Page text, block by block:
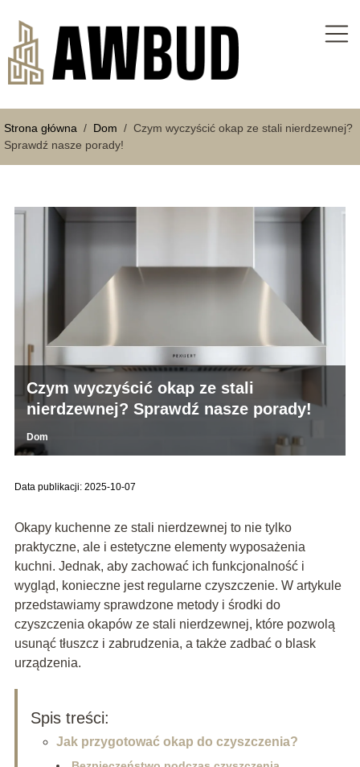
Strona główna / Dom / Czym wyczyścić okap ze stali nierdzewnej?
Sprawdź nasze porady!
Czym wyczyścić okap ze stali
nierdzewnej? Sprawdź nasze porady!
Dom
Data publikacji: 2025-10-07
Okapy kuchenne ze stali nierdzewnej to nie tylko
praktyczne, ale i estetyczne elementy wyposażenia
kuchni. Jednak, aby zachować ich funkcjonalność i
wygląd, konieczne jest regularne czyszczenie. W artykule
przedstawiamy sprawdzone metody i środki do
czyszczenia okapów ze stali nierdzewnej, które pozwolą
usunąć tłuszcz i zabrudzenia, a także zadbać o blask
urządzenia.
Spis treści:
Jak przygotować okap do czyszczenia?